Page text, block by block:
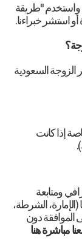
واستخدم "طريقة
استشر خبراءنا.
السعودية
إذا كانت
ومتابعة
الشرطة،
الموافقة دون
مباشرة هنا